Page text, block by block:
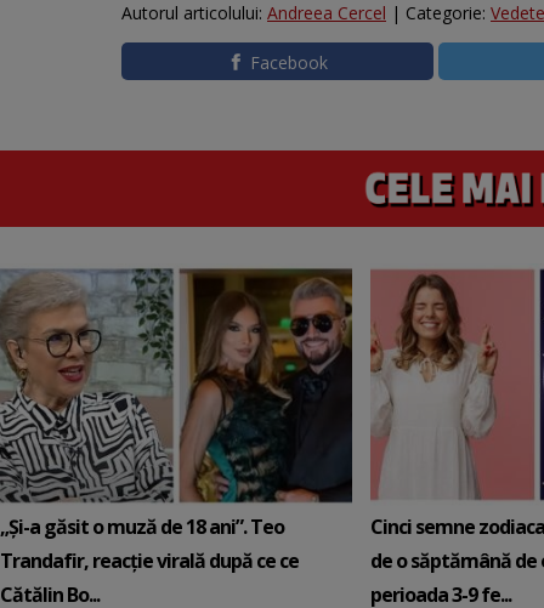
Autorul articolului: Andreea Cercel | Categorie: Vedete
Facebook
„Și-a găsit o muză de 18 ani”. Teo
Trandafir, reacție virală după ce ce
Cătălin Bo...
Cinci semne
de o săptămână de
perioada 3-9 fe...